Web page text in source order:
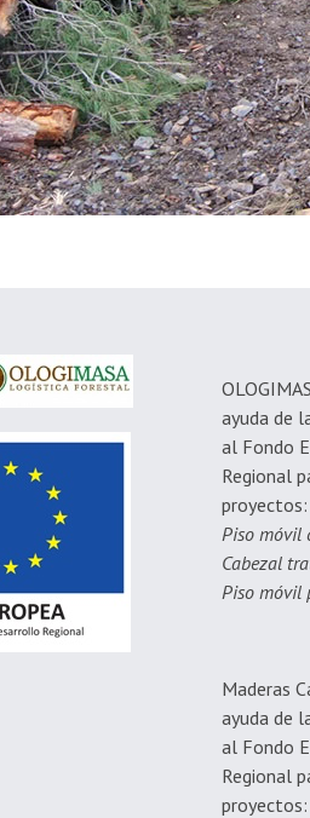
ayuda de
al Fondo
Regional
proyectos:
Piso móvil
Cabezal
Piso móvil
Maderas
ayuda de
al Fondo
Regional
proyectos: